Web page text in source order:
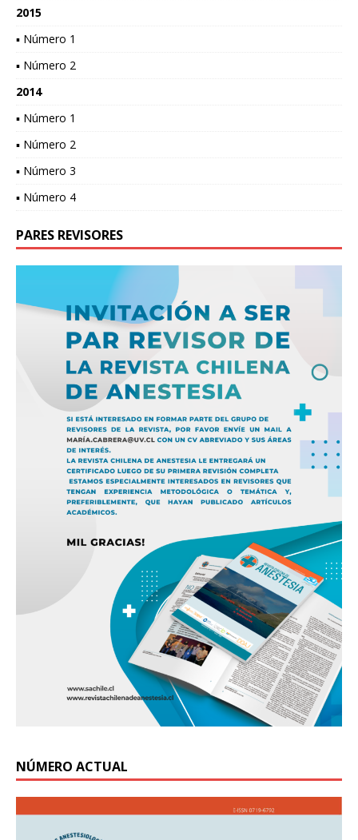
2015
▪ Número 1
▪ Número 2
2014
▪ Número 1
▪ Número 2
▪ Número 3
▪ Número 4
PARES REVISORES
NÚMERO ACTUAL